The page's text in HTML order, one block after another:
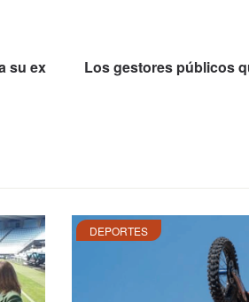
su ex
Los gestores públicos
DEPORTES